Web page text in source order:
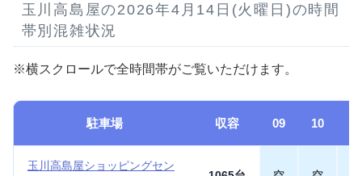
玉川高島屋の2026年4月14日(火曜日)の時間
帯別混雑状況
※横スクロールで全時間帯がご覧いただけます。
駐車場 収容 09 10
玉川高島屋ショッピングセン